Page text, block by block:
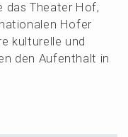
das Theater Hof,
Hofer
kultu­rel­le und
den Aufent­halt in